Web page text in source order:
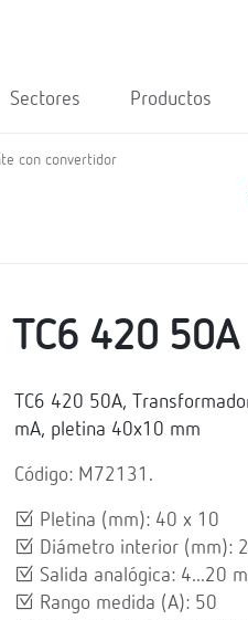
Sectores Productos
con convertidor
TC6 420 50A
TC6 420 50A,
mA, pletina 40x10 mm
Código: M72131.
Pletina (mm): 40 x 10
Diámetro interior (mm):
Salida analógica: 4...20
Rango medida (A): 50